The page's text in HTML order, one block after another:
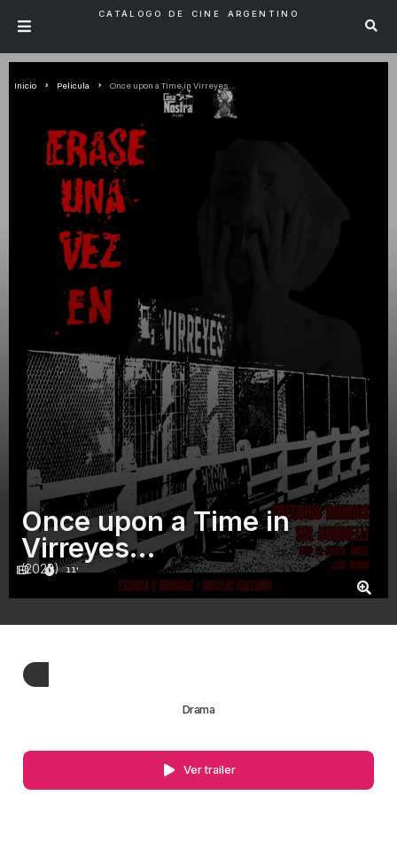
CATÁLOGO DE CINE ARGENTINO
Inicio Pelicula Once upon a Time in Virreyes…
11'
Once upon a Time in
Virreyes…
(2023)
Drama
Ver trailer